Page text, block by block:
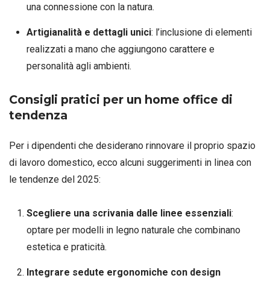
una connessione con la natura.
Artigianalità e dettagli unici: l’inclusione di elementi
realizzati a mano che aggiungono carattere e
personalità agli ambienti.
Consigli pratici per un home office di
tendenza
Per i dipendenti che desiderano rinnovare il proprio spazio
di lavoro domestico, ecco alcuni suggerimenti in linea con
le tendenze del 2025:
Scegliere una scrivania dalle linee essenziali:
optare per modelli in legno naturale che combinano
estetica e praticità.
Integrare sedute ergonomiche con design